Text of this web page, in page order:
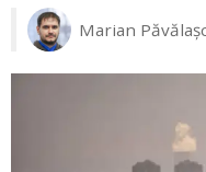
Marian